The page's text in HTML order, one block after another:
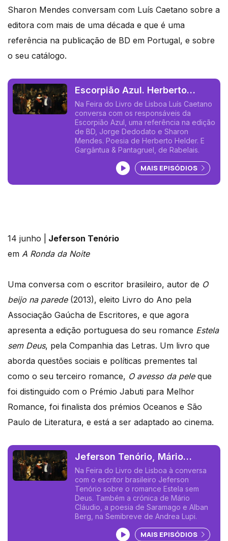
Sharon Mendes conversam com Luís Caetano sobre a
editora com mais de uma década e que é uma
referência na publicação de BD em Portugal, e sobre
o seu catálogo.
Escorpião Azul. Herberto
Helder. Rabelais.
Na Feira do Livro de Lisboa Luís Caetano
conversa com os responsáveis da
Escorpião Azul, uma referência na edição
de BD, Jorge Dedodato e Sharon
Mendes. Poesia de Herberto Helder. E
Gargântua & Pantagruel, de Rabelais.
Ouvir podcast
MAIS EPISÓDIOS
14 junho |
Jeferson Tenório
em A Ronda da Noite
Uma conversa com o escritor brasileiro, autor de O
beijo na parede(2013), eleito Livro do Ano pela
Associação Gaúcha de Escritores, e que agora
apresenta a edição portuguesa do seu romance Estela
sem Deus, pela Companhia das Letras. Um livro que
aborda questões sociais e políticas prementes tal
como o seu terceiro romance, O avesso da peleque
foi distinguido com o Prémio Jabuti para Melhor
Romance, foi finalista dos prémios Oceanos e São
Paulo de Literatura, e está a ser adaptado ao cinema.
Jeferson Tenório, Mário
Cláudio, José Saramago,
Alban Berg
Na Feira do Livro de Lisboa à conversa
com o escritor brasileiro Jeferson
Tenório sobre o romance Estela sem
Deus. Também a crónica de Mário
Cláudio, a poesia de Saramago e Alban
Berg, na Semibreve de Andrea Lupi.
Ouvir podcast
MAIS EPISÓDIOS